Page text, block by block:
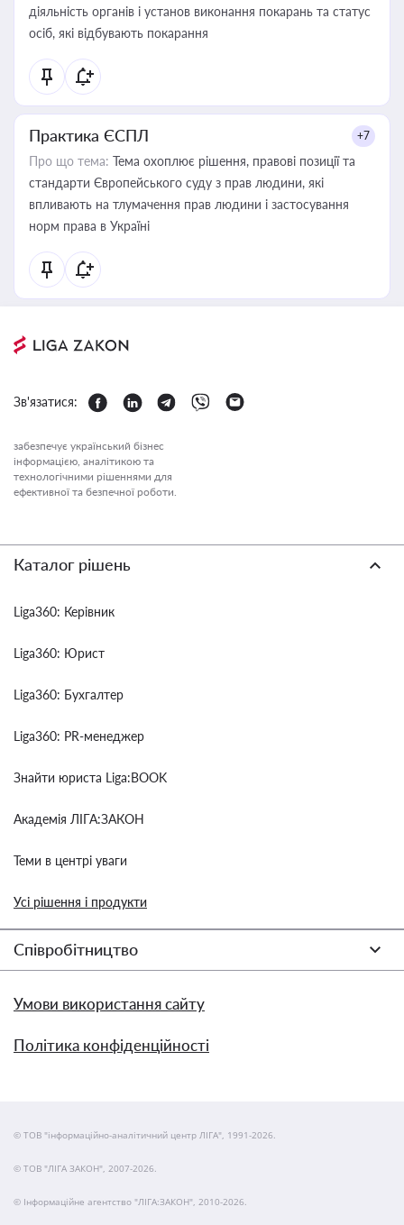
діяльність органів і установ виконання покарань та статус
осіб, які відбувають покарання
Практика ЄСПЛ +7
Про що тема: Тема охоплює рішення, правові позиції та
стандарти Європейського суду з прав людини, які
впливають на тлумачення прав людини і застосування
норм права в Україні
Зв'язатися:
забезпечує український бізнес
інформацією, аналітикою та
технологічними рішеннями для
ефективної та безпечної роботи.
Каталог рішень
Liga360: Керівник
Liga360: Юрист
Liga360: Бухгалтер
Liga360: PR-менеджер
Знайти юриста Liga:BOOK
Академія ЛІГА:ЗАКОН
Теми в центрі уваги
Усі рішення і продукти
Співробітництво
Умови використання сайту
Політика конфіденційності
© ТОВ "інформаційно-аналітичний центр ЛІГА", 1991-2026.
© ТОВ "ЛІГА ЗАКОН", 2007-2026.
© Інформаційне агентство "ЛІГА:ЗАКОН", 2010-2026.